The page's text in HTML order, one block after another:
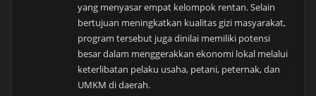
yang menyasar empat kelompok rentan. Selain
bertujuan meningkatkan kualitas gizi masyarakat,
program tersebut juga dinilai memiliki potensi
besar dalam menggerakkan ekonomi lokal melalui
keterlibatan pelaku usaha, petani, peternak, dan
UMKM di daerah.